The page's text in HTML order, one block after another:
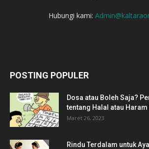
Hubungi kami:
POSTING POPULER
Dosa atau Boleh Saja?
tentang Halal atau
Maret 26, 2023
Rindu Terdalam untuk